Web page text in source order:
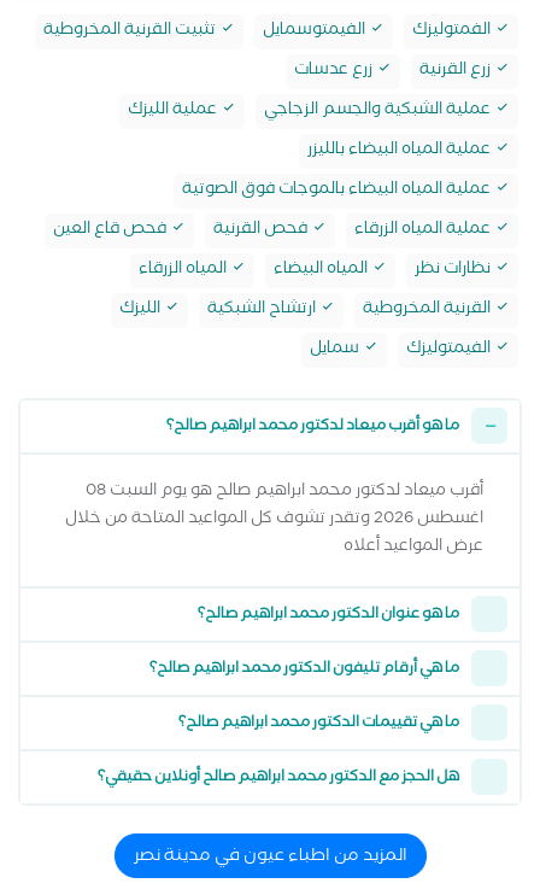
الفمتوليزك الفيمتوسمايل
تثبيت القرنية المخروطية
زرع القرنية
زرع عدسات
عملية الشبكية والجسم الزجاجي
عملية الليزك
عملية المياه البيضاء بالليزر
عملية المياه البيضاء بالموجات فوق الصوتية
عملية المياه الزرقاء
فحص القرنية
فحص قاع العين
نظارات نظر
المياه البيضاء
المياه الزرقاء
القرنية المخروطية
ارتشاح الشبكية
الليزك
الفيمتوليزك
سمايل
ما هو أقرب ميعاد لدكتور محمد ابراهيم صالح؟
أقرب ميعاد لدكتور محمد ابراهيم صالح هو يوم السبت 08
اغسطس 2026 وتقدر تشوف كل المواعيد المتاحة من خلال
عرض المواعيد أعلاه
ما هو عنوان الدكتور محمد ابراهيم صالح؟
ما هي أرقام تليفون الدكتور محمد ابراهيم صالح؟
ما هي تقييمات الدكتور محمد ابراهيم صالح؟
هل الحجز مع الدكتور محمد ابراهيم صالح أونلاين حقيقي؟
المزيد من اطباء عيون في مدينة نصر